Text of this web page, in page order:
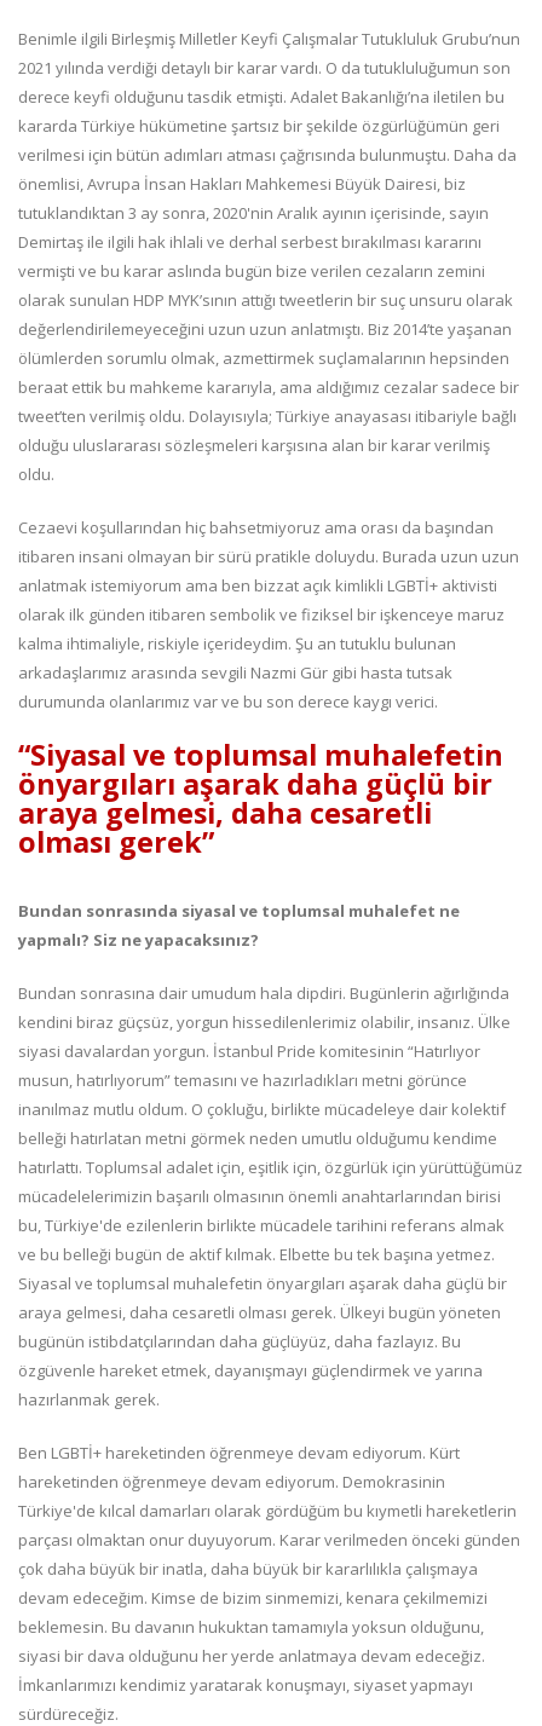
Benimle ilgili Birleşmiş Milletler Keyfi Çalışmalar Tutukluluk Grubu’nun
2021 yılında verdiği detaylı bir karar vardı. O da tutukluluğumun son
derece keyfi olduğunu tasdik etmişti. Adalet Bakanlığı’na iletilen bu
kararda Türkiye hükümetine şartsız bir şekilde özgürlüğümün geri
verilmesi için bütün adımları atması çağrısında bulunmuştu. Daha da
önemlisi, Avrupa İnsan Hakları Mahkemesi Büyük Dairesi, biz
tutuklandıktan 3 ay sonra, 2020'nin Aralık ayının içerisinde, sayın
Demirtaş ile ilgili hak ihlali ve derhal serbest bırakılması kararını
vermişti ve bu karar aslında bugün bize verilen cezaların zemini
olarak sunulan HDP MYK’sının attığı tweetlerin bir suç unsuru olarak
değerlendirilemeyeceğini uzun uzun anlatmıştı. Biz 2014’te yaşanan
ölümlerden sorumlu olmak, azmettirmek suçlamalarının hepsinden
beraat ettik bu mahkeme kararıyla, ama aldığımız cezalar sadece bir
tweet’ten verilmiş oldu. Dolayısıyla; Türkiye anayasası itibariyle bağlı
olduğu uluslararası sözleşmeleri karşısına alan bir karar verilmiş
oldu.
Cezaevi koşullarından hiç bahsetmiyoruz ama orası da başından
itibaren insani olmayan bir sürü pratikle doluydu. Burada uzun uzun
anlatmak istemiyorum ama ben bizzat açık kimlikli LGBTİ+ aktivisti
olarak ilk günden itibaren sembolik ve fiziksel bir işkenceye maruz
kalma ihtimaliyle, riskiyle içerideydim. Şu an tutuklu bulunan
arkadaşlarımız arasında sevgili Nazmi Gür gibi hasta tutsak
durumunda olanlarımız var ve bu son derece kaygı verici.
“Siyasal ve toplumsal muhalefetin
önyargıları aşarak daha güçlü bir
araya gelmesi, daha cesaretli
olması gerek”
Bundan sonrasında siyasal ve toplumsal muhalefet ne
yapmalı? Siz ne yapacaksınız?
Bundan sonrasına dair umudum hala dipdiri. Bugünlerin ağırlığında
kendini biraz güçsüz, yorgun hissedilenlerimiz olabilir, insanız. Ülke
siyasi davalardan yorgun. İstanbul Pride komitesinin “Hatırlıyor
musun, hatırlıyorum” temasını ve hazırladıkları metni görünce
inanılmaz mutlu oldum. O çokluğu, birlikte mücadeleye dair kolektif
belleği hatırlatan metni görmek neden umutlu olduğumu kendime
hatırlattı. Toplumsal adalet için, eşitlik için, özgürlük için yürüttüğümüz
mücadelelerimizin başarılı olmasının önemli anahtarlarından birisi
bu, Türkiye'de ezilenlerin birlikte mücadele tarihini referans almak
ve bu belleği bugün de aktif kılmak. Elbette bu tek başına yetmez.
Siyasal ve toplumsal muhalefetin önyargıları aşarak daha güçlü bir
araya gelmesi, daha cesaretli olması gerek. Ülkeyi bugün yöneten
bugünün istibdatçılarından daha güçlüyüz, daha fazlayız. Bu
özgüvenle hareket etmek, dayanışmayı güçlendirmek ve yarına
hazırlanmak gerek.
Ben LGBTİ+ hareketinden öğrenmeye devam ediyorum. Kürt
hareketinden öğrenmeye devam ediyorum. Demokrasinin
Türkiye'de kılcal damarları olarak gördüğüm bu kıymetli hareketlerin
parçası olmaktan onur duyuyorum. Karar verilmeden önceki günden
çok daha büyük bir inatla, daha büyük bir kararlılıkla çalışmaya
devam edeceğim. Kimse de bizim sinmemizi, kenara çekilmemizi
beklemesin. Bu davanın hukuktan tamamıyla yoksun olduğunu,
siyasi bir dava olduğunu her yerde anlatmaya devam edeceğiz.
İmkanlarımızı kendimiz yaratarak konuşmayı, siyaset yapmayı
sürdüreceğiz.